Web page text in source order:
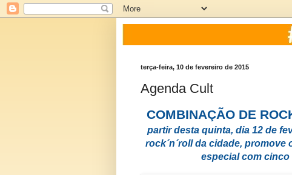
terça-feira, 10 de fevereiro de 2015
Agenda Cult
COMBINAÇÃO DE
partir desta quinta, dia 12 de
rock´n´roll da cidade, promove
especial com cinco